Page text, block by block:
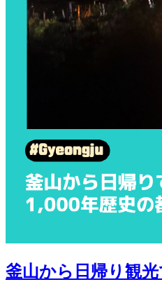
釜山から日帰り観光